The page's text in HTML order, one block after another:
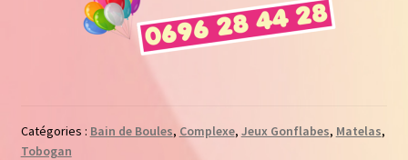
Catégories : Bain de Boules, Complexe, Jeux Gonflabes, Matelas,
Tobogan